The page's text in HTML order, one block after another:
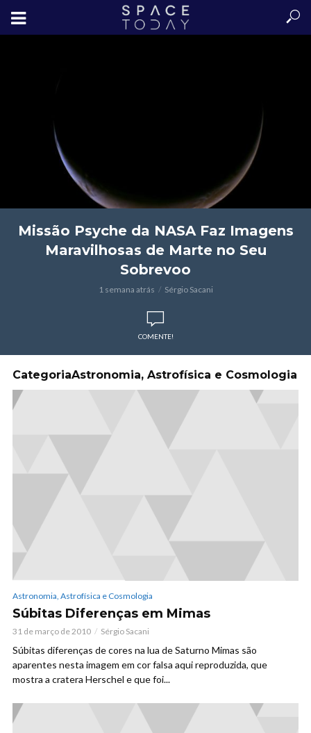
Missão Psyche da NASA Faz Imagens
Maravilhosas de Marte no Seu
Sobrevoo
1 semana atrás Sérgio Sacani
COMENTE!
CategoriaAstronomia, Astrofísica e Cosmologia
Astronomia, Astrofísica e Cosmologia
Súbitas Diferenças em Mimas
31 de março de 2010 Sérgio Sacani
Súbitas diferenças de cores na lua de Saturno Mimas são
aparentes nesta imagem em cor falsa aqui reproduzida, que
mostra a cratera Herschel e que foi...